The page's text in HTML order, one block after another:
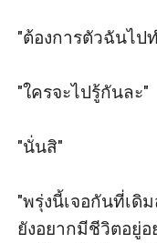
"ต้องการตัวฉันไป
"ใครจะไปรู้กันละ"
"นั่นสิ"
"พรุ่งนี้เจอกันที่เ
ยังอยากมีชีวิตอยู่